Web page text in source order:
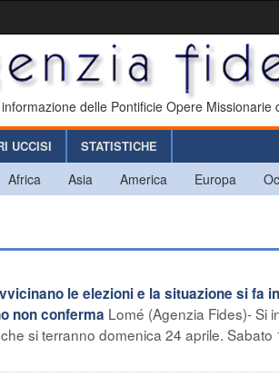
delle Pontificie Opere Missionarie
UCCISI STATISTICHE
Africa Asia America Europa
le elezioni e la situazione si
non conferma Lomé (Agenzia Fides)- Si
si terranno domenica 24 aprile.